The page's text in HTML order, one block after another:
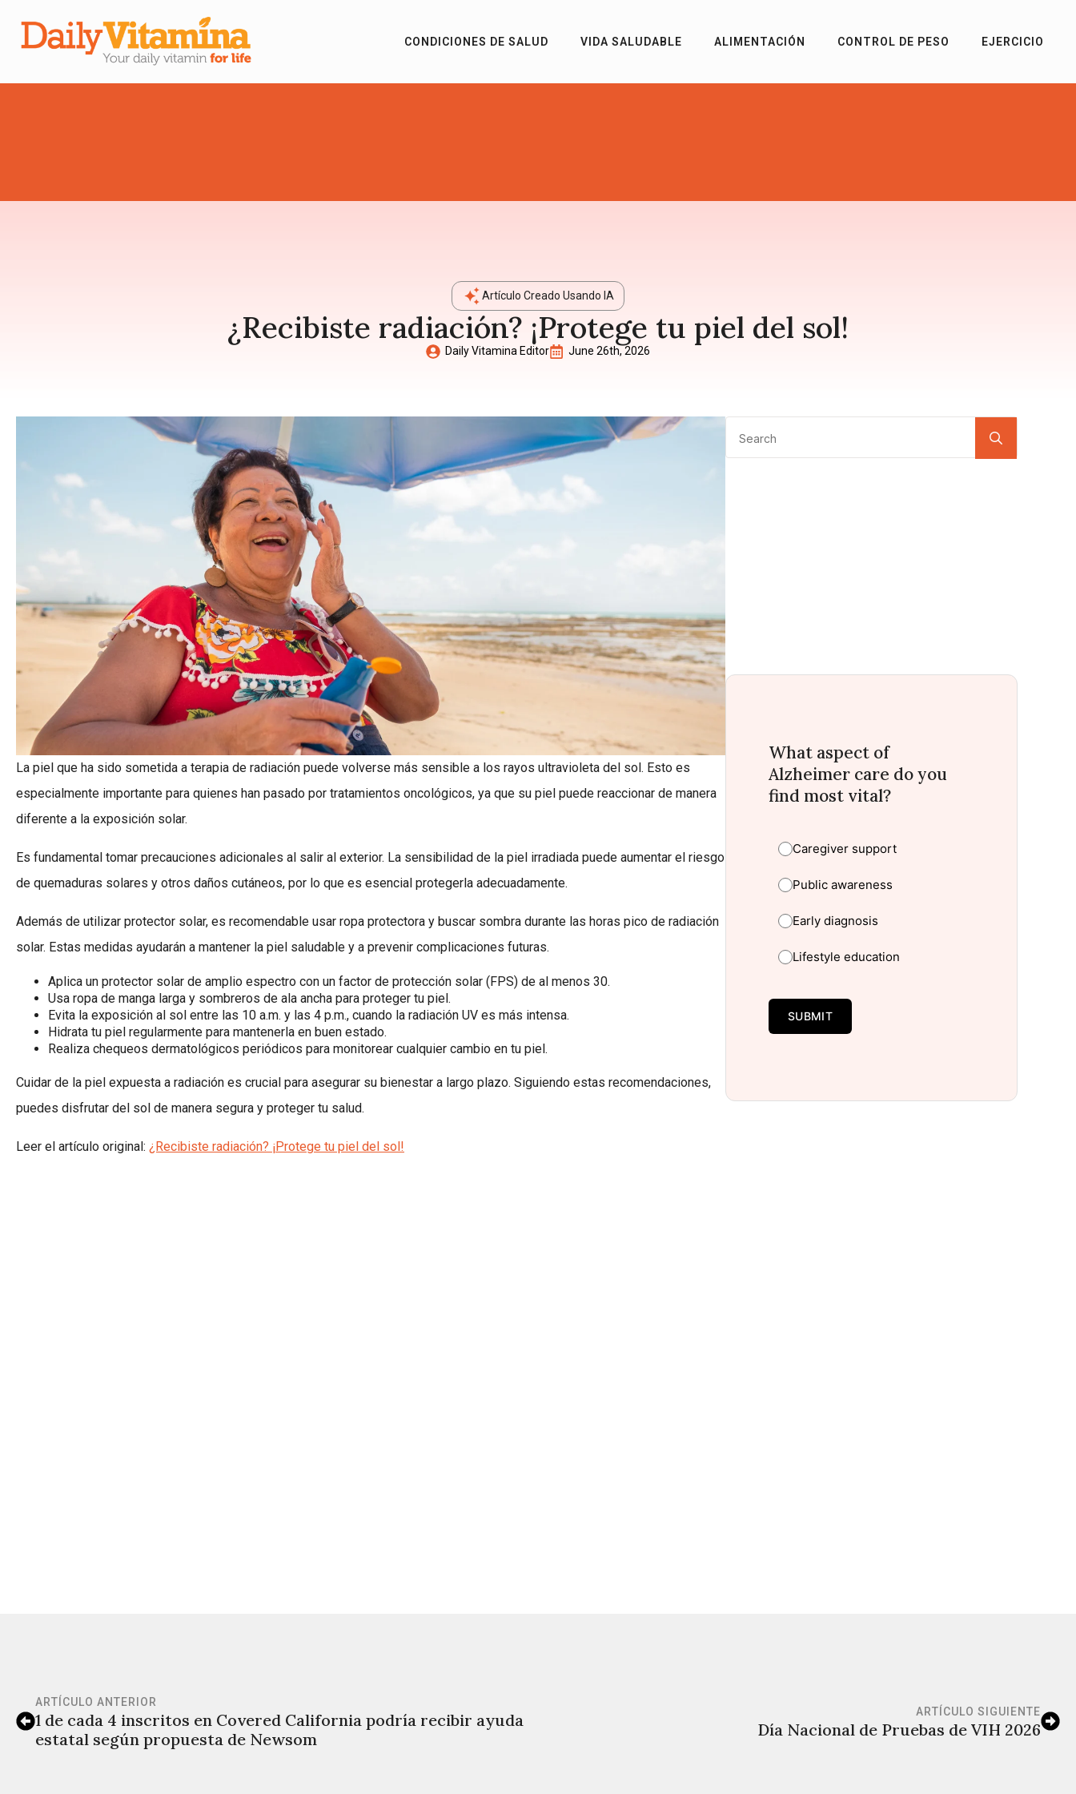
CONDICIONES DE SALUD VIDA SALUDABLE ALIMENTACIÓN CONTROL DE PESO EJERCICIO
Artículo Creado Usando IA
¿Recibiste radiación? ¡Protege tu piel del sol!
Daily Vitamina Editor June 26th, 2026
La piel que ha sido sometida a terapia de radiación puede volverse más sensible a los rayos ultravioleta del sol. Esto es
especialmente importante para quienes han pasado por tratamientos oncológicos, ya que su piel puede reaccionar de manera
diferente a la exposición solar.
Es fundamental tomar precauciones adicionales al salir al exterior. La sensibilidad de la piel irradiada puede aumentar el riesgo
de quemaduras solares y otros daños cutáneos, por lo que es esencial protegerla adecuadamente.
Además de utilizar protector solar, es recomendable usar ropa protectora y buscar sombra durante las horas pico de radiación
solar. Estas medidas ayudarán a mantener la piel saludable y a prevenir complicaciones futuras.
Aplica un protector solar de amplio espectro con un factor de protección solar (FPS) de al menos 30.
Usa ropa de manga larga y sombreros de ala ancha para proteger tu piel.
Evita la exposición al sol entre las 10 a.m. y las 4 p.m., cuando la radiación UV es más intensa.
Hidrata tu piel regularmente para mantenerla en buen estado.
Realiza chequeos dermatológicos periódicos para monitorear cualquier cambio en tu piel.
Cuidar de la piel expuesta a radiación es crucial para asegurar su bienestar a largo plazo. Siguiendo estas recomendaciones,
puedes disfrutar del sol de manera segura y proteger tu salud.
Leer el artículo original: ¿Recibiste radiación? ¡Protege tu piel del sol!
What aspect of
Alzheimer care do you
find most vital?
Caregiver support
Public awareness
Early diagnosis
Lifestyle education
SUBMIT
ARTÍCULO ANTERIOR
1 de cada 4 inscritos en Covered California podría recibir ayuda
estatal según propuesta de Newsom
ARTÍCULO SIGUIENTE
Día Nacional de Pruebas de VIH 2026